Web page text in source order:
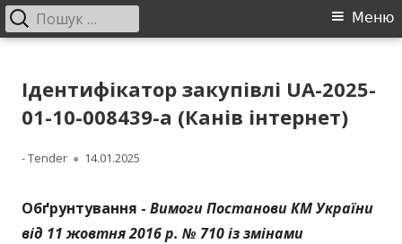
контенту
Головне
Меню
Пошук:
Ідентифікатор закупівлі UA-2025-
01-10-008439-a (Канів інтернет)
Автор
- Tender Опубліковано
14.01.2025
Обґрунтування - Вимоги Постанови КМ України
від 11 жовтня 2016 р. № 710 із змінами